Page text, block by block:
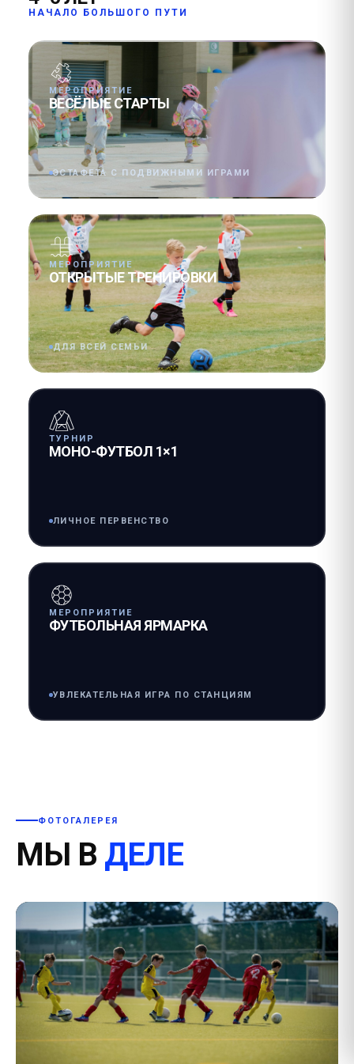
НАЧАЛО БОЛЬШОГО ПУТИ
МЕРОПРИЯТИЕ
ВЕСЁЛЫЕ СТАРТЫ
ЭСТАФЕТА С ПОДВИЖНЫМИ ИГРАМИ
МЕРОПРИЯТИЕ
ОТКРЫТЫЕ ТРЕНИРОВКИ
ДЛЯ ВСЕЙ СЕМЬИ
ТУРНИР
МОНО-ФУТБОЛ 1×1
ЛИЧНОЕ ПЕРВЕНСТВО
МЕРОПРИЯТИЕ
ФУТБОЛЬНАЯ ЯРМАРКА
УВЛЕКАТЕЛЬНАЯ ИГРА ПО СТАНЦИЯМ
ФОТОГАЛЕРЕЯ
МЫ В ДЕЛЕ